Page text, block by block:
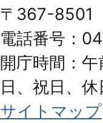
City
〒367-8501
電話番号：
開庁時間：
日、祝日、休
サイトマップ